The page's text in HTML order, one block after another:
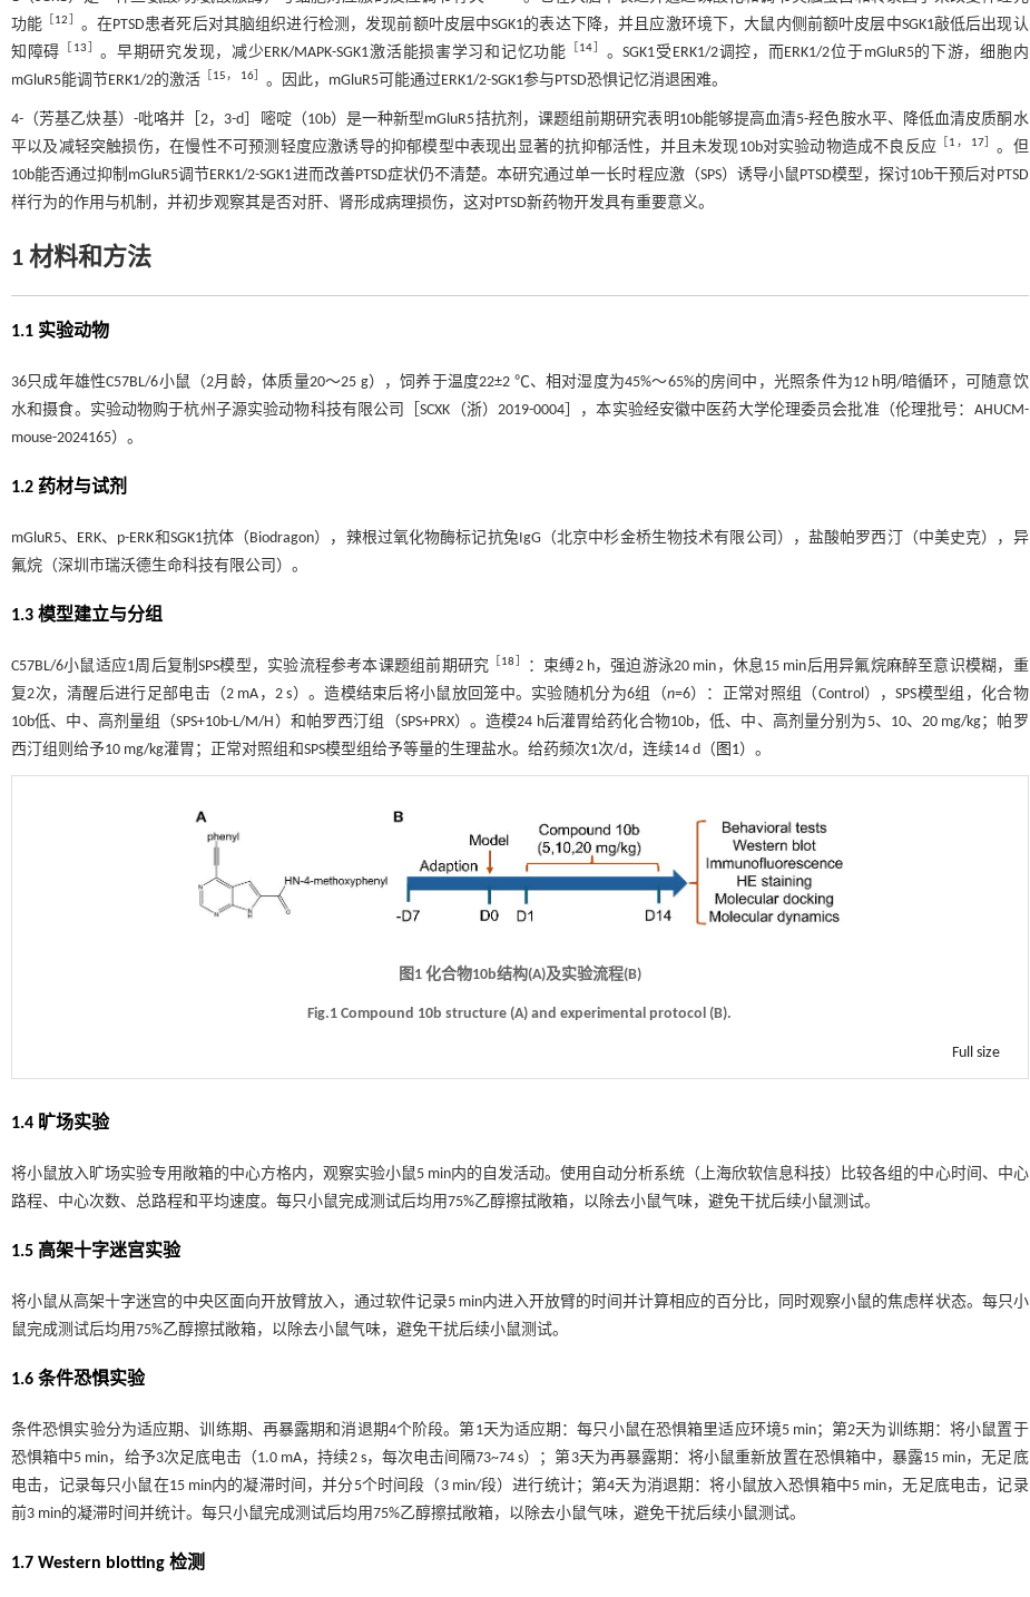
功能
12
。在PTSD患者死后对其脑组织进行检测，发现前额叶皮层中SGK1的表达下降，并且应激环境下，大鼠内侧前额叶皮层中SGK1敲低后出现认
知障碍
13 。早期研究发现，减少ERK/MAPK-SGK1激活能损害学习和记忆功能 14
。SGK1受ERK1/2调控，而ERK1/2位于mGluR5的下游，细胞内
mGluR5能调节ERK1/2的激活
15， 16 。因此，mGluR5可能通过ERK1/2-SGK1参与PTSD恐惧记忆消退困难。
4-（芳基乙炔基）-吡咯并［2，3-d］嘧啶（10b）是一种新型mGluR5拮抗剂，课题组前期研究表明10b能够提高血清5-羟色胺水平、降低血清皮质酮水
平以及减轻突触损伤，在慢性不可预测轻度应激诱导的抑郁模型中表现出显著的抗抑郁活性，并且未发现10b对实验动物造成不良反应
1 ， 17］ 。但
10b能否通过抑制mGluR5调节ERK1/2-SGK1进而改善PTSD症状仍不清楚。本研究通过单一长时程应激（SPS）诱导小鼠PTSD模型，探讨10b干预后对PTSD
样行为的作用与机制，并初步观察其是否对肝、肾形成病理损伤，这对PTSD新药物开发具有重要意义。
1 材料和方法
1.1 实验动物
36只成年雄性C57BL/6小鼠（2月龄，体质量20～25 g），饲养于温度22±2 ℃、相对湿度为45%～65%的房间中，光照条件为12 h明/暗循环，可随意饮
水和摄食。实验动物购于杭州子源实验动物科技有限公司［SCXK（浙）2019-0004］，本实验经安徽中医药大学伦理委员会批准（伦理批号：AHUCM-
mouse-2024165）。
1.2 药材与试剂
mGluR5、ERK、p-ERK和SGK1抗体（Biodragon），辣根过氧化物酶标记抗兔IgG（北京中杉金桥生物技术有限公司），盐酸帕罗西汀（中美史克），异
氟烷（深圳市瑞沃德生命科技有限公司）。
1.3 模型建立与分组
C57BL/6小鼠适应1周后复制SPS模型，实验流程参考本课题组前期研究 18
：束缚2 h，强迫游泳20 min，休息15 min后用异氟烷麻醉至意识模糊，重
复2次，清醒后进行足部电击（2 mA，2 s）。造模结束后将小鼠放回笼中。实验随机分为6组（n=6）：正常对照组（Control），SPS模型组，化合物
10b低、中、高剂量组（SPS+10b-L/M/H）和帕罗西汀组（SPS+PRX）。造模24 h后灌胃给药化合物10b，低、中、高剂量分别为5、10、20 mg/kg；帕罗
西汀组则给予10 mg/kg灌胃；正常对照组和SPS模型组给予等量的生理盐水。给药频次1次/d，连续14 d（ 图1）。
图1 化合物10b结构(A)及实验流程(B)
Fig.1 Compound 10b structure (A) and experimental protocol (B).
Full size
1.4 旷场实验
将小鼠放入旷场实验专用敞箱的中心方格内，观察实验小鼠5 min内的自发活动。使用自动分析系统（上海欣软信息科技）比较各组的中心时间、中心
路程、中心次数、总路程和平均速度。每只小鼠完成测试后均用75%乙醇擦拭敞箱，以除去小鼠气味，避免干扰后续小鼠测试。
1.5 高架十字迷宫实验
将小鼠从高架十字迷宫的中央区面向开放臂放入，通过软件记录5 min内进入开放臂的时间并计算相应的百分比，同时观察小鼠的焦虑样状态。每只小
鼠完成测试后均用75%乙醇擦拭敞箱，以除去小鼠气味，避免干扰后续小鼠测试。
1.6 条件恐惧实验
条件恐惧实验分为适应期、训练期、再暴露期和消退期4个阶段。第1天为适应期：每只小鼠在恐惧箱里适应环境5 min；第2天为训练期：将小鼠置于
恐惧箱中5 min，给予3次足底电击（1.0 mA，持续2 s，每次电击间隔73~74 s）；第3天为再暴露期：将小鼠重新放置在恐惧箱中，暴露15 min，无足底
电击，记录每只小鼠在15 min内的凝滞时间，并分5个时间段（3 min/段）进行统计；第4天为消退期：将小鼠放入恐惧箱中5 min，无足底电击，记录
前3 min的凝滞时间并统计。每只小鼠完成测试后均用75%乙醇擦拭敞箱，以除去小鼠气味，避免干扰后续小鼠测试。
1.7 Western blotting 检测